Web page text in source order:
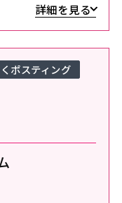
詳細を見る
ポスティング